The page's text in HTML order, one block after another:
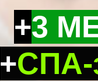
+3
+СПА-